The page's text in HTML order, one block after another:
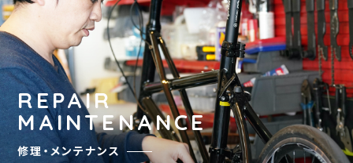
ルショップナカゴヤ
REPAIR
MAINTENANCE
修理・メンテナンス